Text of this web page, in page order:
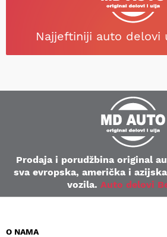
Najjeftiniji auto delovi
Prodaja i porudžbina original
sva evropska, američka i
vozila. Auto delovi
O NAMA